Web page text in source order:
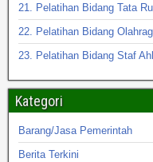
21. Pelatihan Bidang Tata
22. Pelatihan Bidang
23. Pelatihan Bidang Staf
Kategori
Barang/Jasa Pemerintah
Berita Terkini